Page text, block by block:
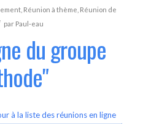
, Réunion à thème Réunion de
par Paul-eau
du groupe
à la liste des réunions en ligne